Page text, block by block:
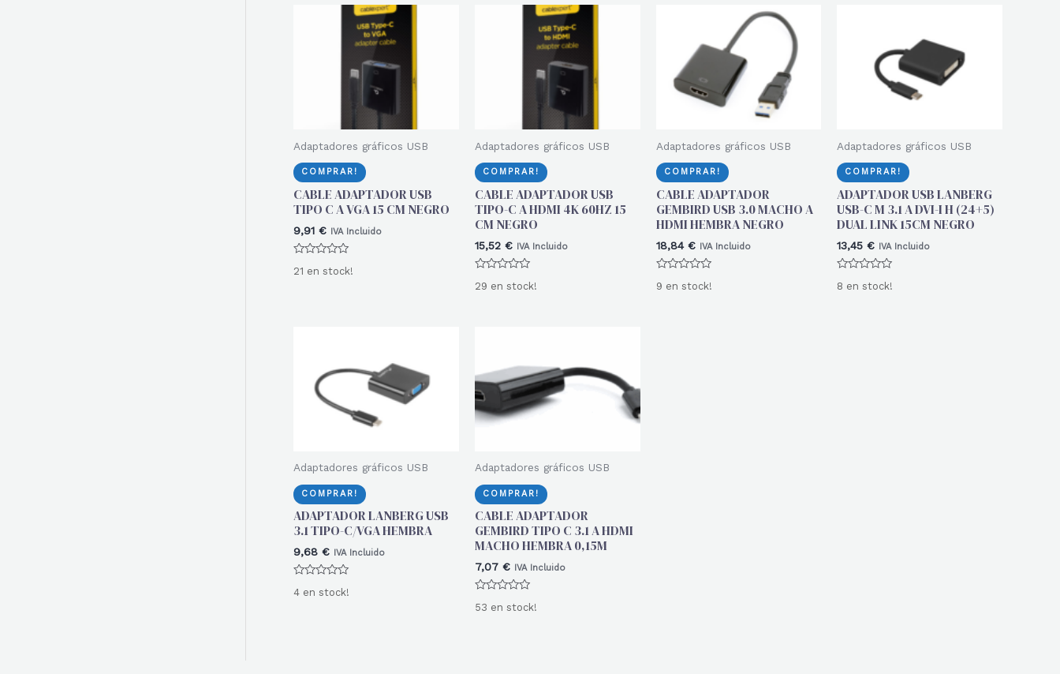
Adaptadores gráficos USB
COMPRAR!
CABLE ADAPTADOR USB
TIPO C A VGA 15 CM NEGRO
9,91 € IVA Incluido
con
21 en stock!
Adaptadores gráficos USB
COMPRAR!
CABLE ADAPTADOR USB
TIPO-C A HDMI 4K 60HZ 15
CM NEGRO
15,52 € IVA Incluido
con
29 en stock!
Adaptadores gráficos USB
COMPRAR!
CABLE ADAPTADOR
GEMBIRD USB 3.0 MACHO A
HDMI HEMBRA NEGRO
18,84 € IVA Incluido
con
9 en stock!
Adaptadores gráficos USB
COMPRAR!
ADAPTADOR USB LANBERG
USB-C M 3.1 A DVI-I H (24+5)
DUAL LINK 15CM NEGRO
13,45€ IVA Incluido
con
8 en stock!
Adaptadores gráficos USB
COMPRAR!
ADAPTADOR LANBERG USB
3.1 TIPO-C/VGA HEMBRA
9,68 € IVA Incluido
con
4 en stock!
Adaptadores gráficos USB
COMPRAR!
CABLE ADAPTADOR
GEMBIRD TIPO C 3.1 A HDMI
MACHO HEMBRA 0,15M
7,07 € IVA Incluido
con
53 en stock!